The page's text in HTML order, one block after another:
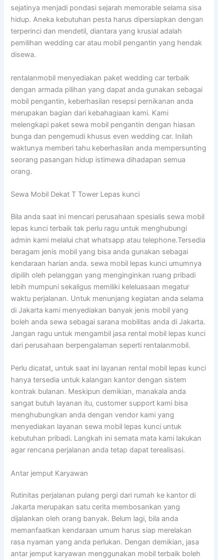
sejatinya menjadi pondasi sejarah memorable selama sisa
hidup. Aneka kebutuhan pesta harus dipersiapkan dengan
terperinci dan mendetil, diantara yang krusial adalah
pemilihan wedding car atau mobil pengantin yang hendak
disewa.
rentalanmobil menyediakan paket wedding car terbaik
dengan armada pilihan yang dapat anda gunakan sebagai
mobil pengantin, keberhasilan resepsi pernikanan anda
merupakan bagian dari kebahagiaan kami. Kami
melengkapi paket sewa mobil pengantin dengan hiasan
bunga dan pengemudi khusus even wedding car. Inilah
waktunya memberi tahu keberhasilan anda mempersunting
seorang pasangan hidup istimewa dihadapan semua
orang.
Sewa Mobil Dekat T Tower Lepas kunci
Bila anda saat ini mencari perusahaan spesialis sewa mobil
lepas kunci terbaik tak perlu ragu untuk menghubungi
admin kami melalui chat whatsapp atau telephone.Tersedia
beragam jenis mobil yang bisa anda gunakan sebagai
kendaraan harian anda. sewa mobil lepas kunci umumnya
dipilih oleh pelanggan yang menginginkan ruang pribadi
lebih mumpuni sekaligus memiliki keleluasaan megatur
waktu perjalanan. Untuk menunjang kegiatan anda selama
di Jakarta kami menyediakan banyak jenis mobil yang
boleh anda sewa sebagai sarana mobilitas anda di Jakarta.
Jangan ragu untuk mengambil jasa rental mobil lepas kunci
dari perusahaan berpengalaman seperti rentalanmobil.
Perlu dicatat, untuk saat ini layanan rental mobil lepas kunci
hanya tersedia untuk kalangan kantor dengan sistem
kontrak bulanan. Meskipun demikian, manakala anda
sangat butuh layanan itu, customer support kami bisa
menghubungkan anda dengan vendor kami yang
menyediakan layanan sewa mobil lepas kunci untuk
kebutuhan pribadi. Langkah ini semata mata kami lakukan
agar rencana perjalanan anda tetap dapat terealisasi.
Antar jemput Karyawan
Rutinitas perjalanan pulang pergi dari rumah ke kantor di
Jakarta merupakan satu cerita membosankan yang
dijalankan oleh orang banyak. Belum lagi, bila anda
memanfaatkan kendaraan umum harus siap merelakan
rasa nyaman yang anda perlukan. Dengan demikian, jasa
antar jemput karyawan menggunakan mobil terbaik boleh